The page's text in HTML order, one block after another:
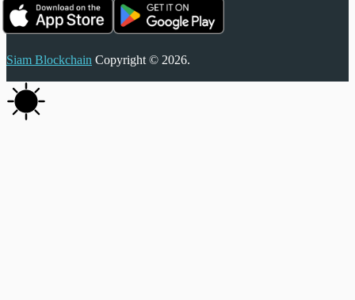
Siam Blockchain Copyright © 2026.